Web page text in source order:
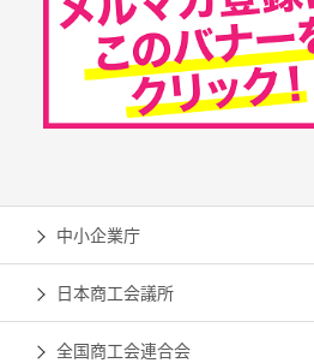
中小企業庁
日本商工会議所
全国商工会連合会